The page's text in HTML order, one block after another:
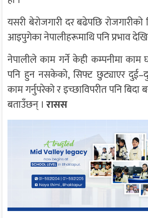
यसरी बेरोजगारी दर बढेपछि
आइपुगेका नेपालीहरूमाथि पनि प्रभाव
नेपालीले काम गर्ने केही कम्पनीमा
पनि हुन नसकेको, सिफ्ट छुट्याएर
काम गर्नुपरेको र इच्छाविपरीत पनि बिदा
बताउँछन् ।रासस